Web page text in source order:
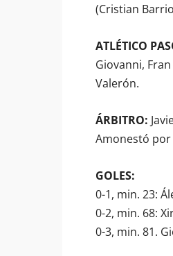
(Cristian
ATLÉTICO
Giovanni, Fran
Valerón.
ÁRBITRO:
Amonestó por
GOLES:
0-1, min. 23:
0-2, min. 68:
0-3, min. 81.